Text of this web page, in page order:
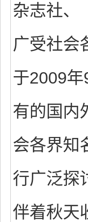
杂志社、
广受社会
于2009
有的国内
会各界知
行广泛探
伴着秋天